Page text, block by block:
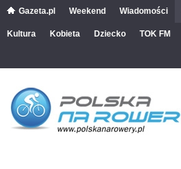
Gazeta.pl Weekend Wiadomości
Kultura Kobieta Dziecko TOK FM